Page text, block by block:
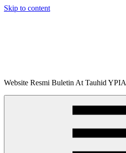
Skip to content
Buletin
Website Resmi Buletin At Tauhid YPIA